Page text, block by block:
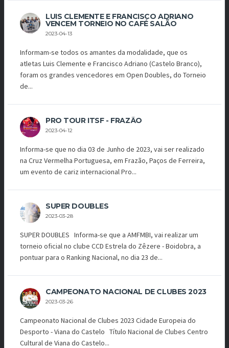
LUIS CLEMENTE E FRANCISCO ADRIANO
VENCEM TORNEIO NO CAFÉ SALÃO
2023-04-13
Informam-se todos os amantes da modalidade, que os
atletas Luis Clemente e Francisco Adriano (Castelo Branco),
foram os grandes vencedores em Open Doubles, do Torneio
de...
PRO TOUR ITSF - FRAZÃO
2023-04-12
Informa-se que no dia 03 de Junho de 2023, vai ser realizado
na Cruz Vermelha Portuguesa, em Frazão, Paços de Ferreira,
um evento de cariz internacional Pro...
SUPER DOUBLES
2023-03-28
SUPER DOUBLES Informa-se que a AMFMBI, vai realizar um
torneio oficial no clube CCD Estrela do Zêzere - Boidobra, a
pontuar para o Ranking Nacional, no dia 23 de...
CAMPEONATO NACIONAL DE CLUBES 2023
2023-03-26
Campeonato Nacional de Clubes 2023 Cidade Europeia do
Desporto - Viana do Castelo Título Nacional de Clubes Centro
Cultural de Viana do Castelo...